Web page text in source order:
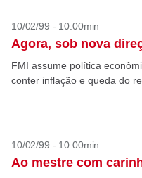
10/02/99 - 10:00min
Agora, sob nova
FMI assume política
conter inflação e queda do
10/02/99 - 10:00min
Ao mestre com